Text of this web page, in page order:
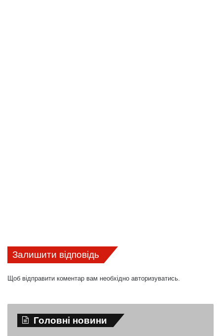
Залишити відповідь
Щоб відправити коментар вам необхідно авторизуватись.
Головні новини